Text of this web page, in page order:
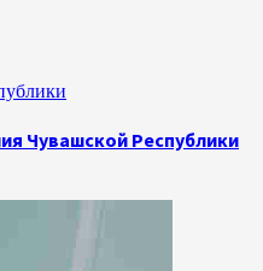
Чувашской Республики